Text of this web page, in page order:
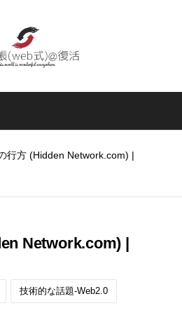
行方 (Hidden Network.com) |
Network.com) |
技術的な話題-Web2.0